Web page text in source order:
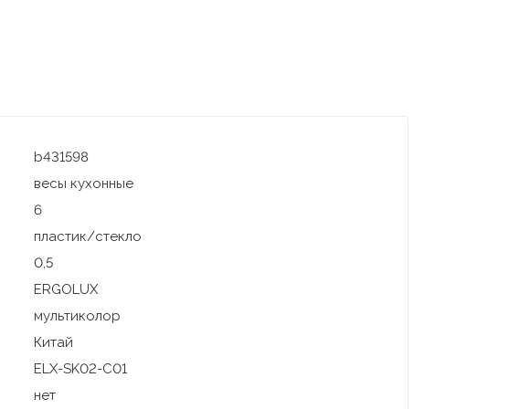
b431598
весы кухонные
6
пластик/стекло
0,5
ERGOLUX
мультиколор
Китай
ELX-SK02-С01
нет